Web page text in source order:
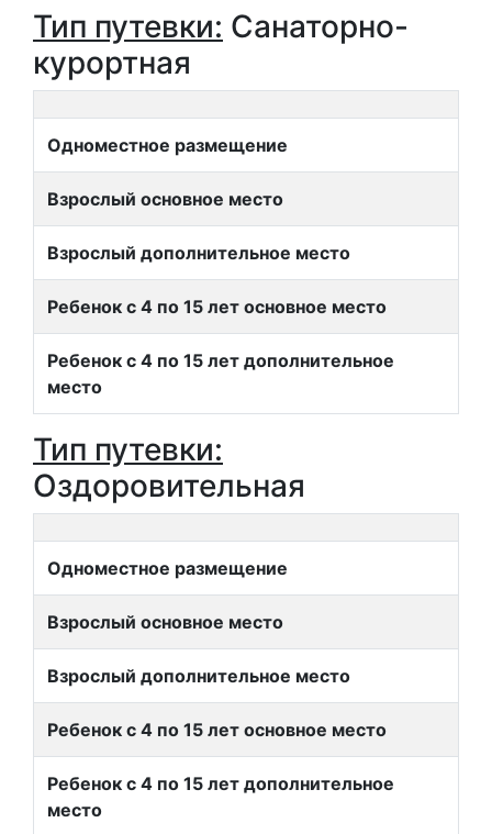
Тип путевки: Санаторно-
курортная
Одноместное размещение
Взрослый основное место
Взрослый дополнительное место
Ребенок с 4 по 15 лет основное место
Ребенок с 4 по 15 лет дополнительное
место
Тип путевки:
Оздоровительная
Одноместное размещение
Взрослый основное место
Взрослый дополнительное место
Ребенок с 4 по 15 лет основное место
Ребенок с 4 по 15 лет дополнительное
место